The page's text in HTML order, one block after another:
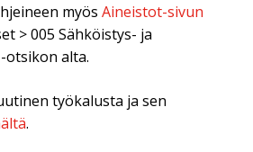
myösAineistot-sivun
> 005 Sähköistys- ja
otsikon alta.
työkalusta ja sen
.